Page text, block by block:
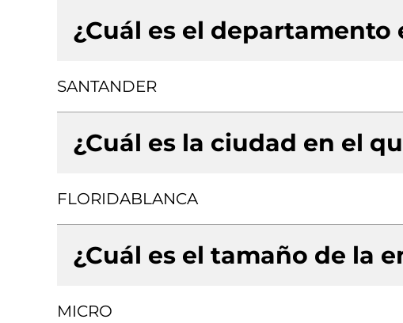
¿Cuál es el departamento
SANTANDER
¿Cuál es la ciudad en el
FLORIDABLANCA
¿Cuál es el tamaño de la
MICRO